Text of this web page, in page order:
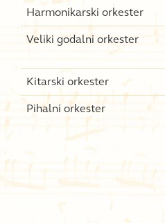
Harmonikarski orkester
Veliki godalni orkester
Kitarski orkester
Pihalni orkester